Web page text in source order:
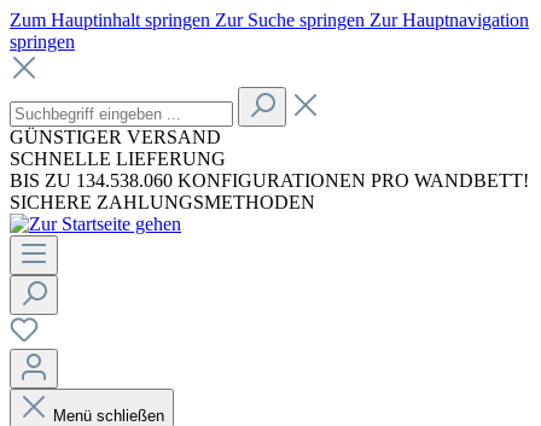
Zum Hauptinhalt springen Zur Suche springen Zur Hauptnavigation
springen
GÜNSTIGER VERSAND
SCHNELLE LIEFERUNG
BIS ZU 134.538.060 KONFIGURATIONEN PRO WANDBETT!
SICHERE ZAHLUNGSMETHODEN
Menü schließen